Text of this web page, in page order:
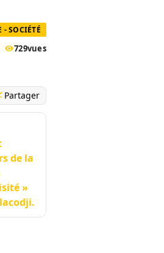
- SOCIÉTÉ
729vues
Partager
de la
»